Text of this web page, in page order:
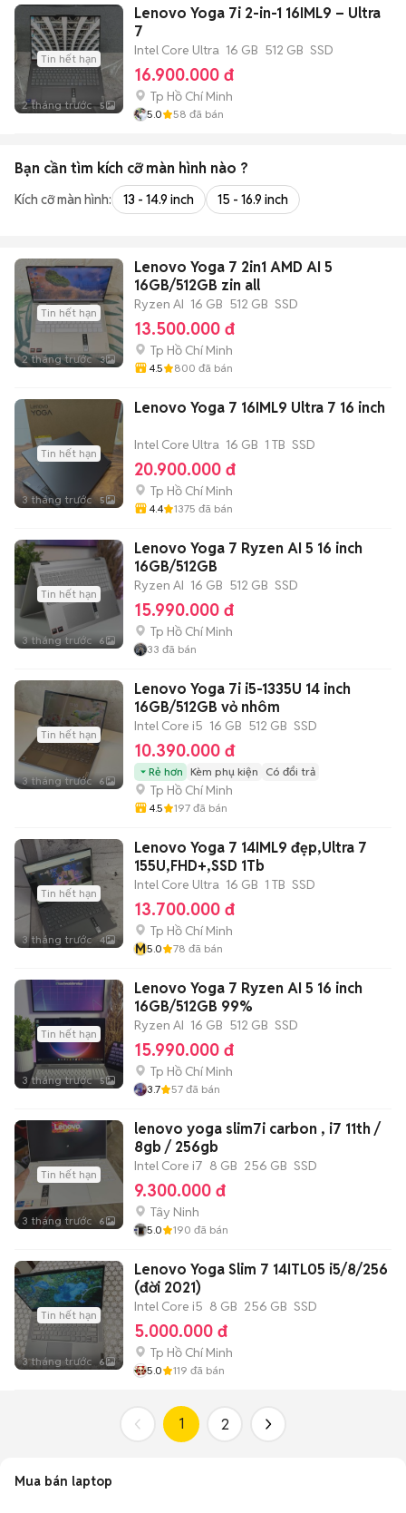
Tin hết hạn
2 tháng trước 5
Lenovo Yoga 7i 2-in-1 16IML9 – Ultra
7
Intel Core Ultra 16 GB 512 GB SSD
16.900.000 đ
Tp Hồ Chí Minh
5.0 58 đã bán
Bạn cần tìm kích cỡ màn hình nào ?
Kích cỡ màn hình: 13 - 14.9 inch 15 - 16.9 inch
Tin hết hạn
2 tháng trước 3
Lenovo Yoga 7 2in1 AMD AI 5
16GB/512GB zin all
Ryzen AI 16 GB 512 GB SSD
13.500.000 đ
Tp Hồ Chí Minh
4.5 800 đã bán
Tin hết hạn
3 tháng trước 5
Lenovo Yoga 7 16IML9 Ultra 7 16 inch
Intel Core Ultra 16 GB 1 TB SSD
20.900.000 đ
Tp Hồ Chí Minh
4.4 1375 đã bán
Tin hết hạn
3 tháng trước 6
Lenovo Yoga 7 Ryzen AI 5 16 inch
16GB/512GB
Ryzen AI 16 GB 512 GB SSD
15.990.000 đ
Tp Hồ Chí Minh
33 đã bán
Tin hết hạn
3 tháng trước 6
Lenovo Yoga 7i i5-1335U 14 inch
16GB/512GB vỏ nhôm
Intel Core i5 16 GB 512 GB SSD
10.390.000 đ
Rẻ hơn Kèm phụ kiện Có đổi trả
Tp Hồ Chí Minh
4.5 197 đã bán
Tin hết hạn
3 tháng trước 4
Lenovo Yoga 7 14IML9 đẹp,Ultra 7
155U,FHD+,SSD 1Tb
Intel Core Ultra 16 GB 1 TB SSD
13.700.000 đ
Tp Hồ Chí Minh
M5.0 78 đã bán
Tin hết hạn
3 tháng trước 5
Lenovo Yoga 7 Ryzen AI 5 16 inch
16GB/512GB 99%
Ryzen AI 16 GB 512 GB SSD
15.990.000 đ
Tp Hồ Chí Minh
3.7 57 đã bán
Tin hết hạn
3 tháng trước 6
lenovo yoga slim7i carbon , i7 11th /
8gb / 256gb
Intel Core i7 8 GB 256 GB SSD
9.300.000 đ
Tây Ninh
5.0 190 đã bán
Tin hết hạn
3 tháng trước 6
Lenovo Yoga Slim 7 14ITL05 i5/8/256
(đời 2021)
Intel Core i5 8 GB 256 GB SSD
5.000.000 đ
Tp Hồ Chí Minh
5.0 119 đã bán
1 2
Mua bán laptop